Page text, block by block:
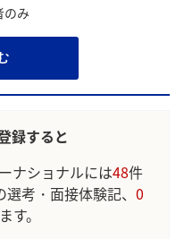
のみ
録すると
ナショナルには48件
選考・面接体験記、 0
。